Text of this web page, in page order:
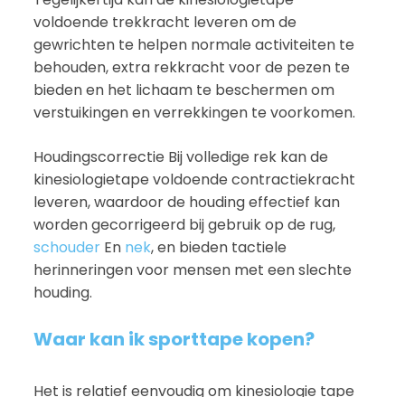
voldoende trekkracht leveren om de
gewrichten te helpen normale activiteiten te
behouden, extra rekkracht voor de pezen te
bieden en het lichaam te beschermen om
verstuikingen en verrekkingen te voorkomen.
Houdingscorrectie Bij volledige rek kan de
kinesiologietape voldoende contractiekracht
leveren, waardoor de houding effectief kan
worden gecorrigeerd bij gebruik op de rug,
schouderEn nek, en bieden tactiele
herinneringen voor mensen met een slechte
houding.
Waar kan ik sporttape kopen?
Het is relatief eenvoudig om kinesiologie tape